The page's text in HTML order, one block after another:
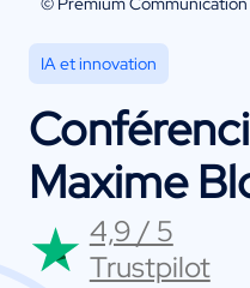
IA et innovation
Maxime
4,9 / 5
Trustpilot